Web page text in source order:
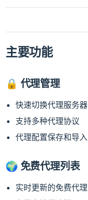
主要功能
🔒 代理管理
快速切换代理服务器
支持多种代理协议
代理配置保存和导入
🌍 免费代理列表
实时更新的免费代理